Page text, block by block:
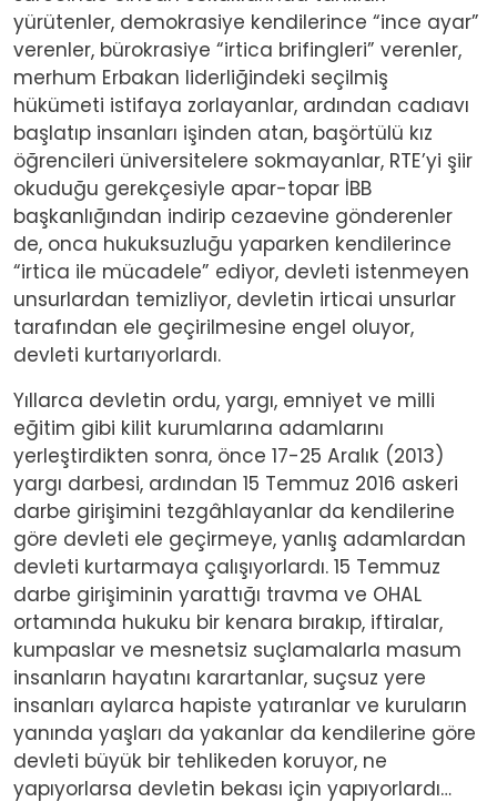
yürütenler, demokrasiye kendilerince “ince ayar”
verenler, bürokrasiye “irtica brifingleri” verenler,
merhum Erbakan liderliğindeki seçilmiş
hükümeti istifaya zorlayanlar, ardından cadıavı
başlatıp insanları işinden atan, başörtülü kız
öğrencileri üniversitelere sokmayanlar, RTE’yi şiir
okuduğu gerekçesiyle apar-topar İBB
başkanlığından indirip cezaevine gönderenler
de, onca hukuksuzluğu yaparken kendilerince
“irtica ile mücadele” ediyor, devleti istenmeyen
unsurlardan temizliyor, devletin irticai unsurlar
tarafından ele geçirilmesine engel oluyor,
devleti kurtarıyorlardı.
Yıllarca devletin ordu, yargı, emniyet ve milli
eğitim gibi kilit kurumlarına adamlarını
yerleştirdikten sonra, önce 17-25 Aralık (2013)
yargı darbesi, ardından 15 Temmuz 2016 askeri
darbe girişimini tezgâhlayanlar da kendilerine
göre devleti ele geçirmeye, yanlış adamlardan
devleti kurtarmaya çalışıyorlardı. 15 Temmuz
darbe girişiminin yarattığı travma ve OHAL
ortamında hukuku bir kenara bırakıp, iftiralar,
kumpaslar ve mesnetsiz suçlamalarla masum
insanların hayatını karartanlar, suçsuz yere
insanları aylarca hapiste yatıranlar ve kuruların
yanında yaşları da yakanlar da kendilerine göre
devleti büyük bir tehlikeden koruyor, ne
yapıyorlarsa devletin bekası için yapıyorlardı…